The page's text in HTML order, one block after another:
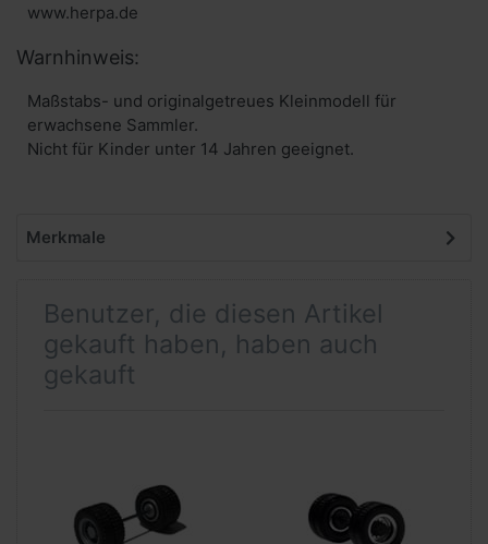
www.herpa.de
Warnhinweis:
Maßstabs- und originalgetreues Kleinmodell für
erwachsene Sammler.
Nicht für Kinder unter 14 Jahren geeignet.
Merkmale
Benutzer, die diesen Artikel
gekauft haben, haben auch
gekauft